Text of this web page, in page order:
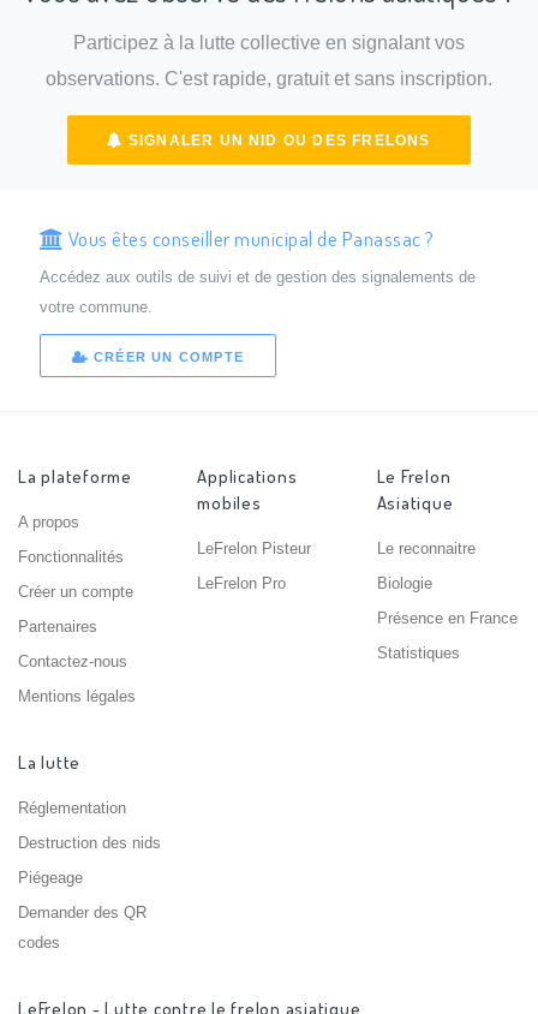
Participez à la lutte collective en signalant vos
observations. C'est rapide, gratuit et sans inscription.
SIGNALER UN NID OU DES FRELONS
Vous êtes conseiller municipal de Panassac ?
Accédez aux outils de suivi et de gestion des signalements de
votre commune.
CRÉER UN COMPTE
La plateforme
A propos
Fonctionnalités
Créer un compte
Partenaires
Contactez-nous
Mentions légales
Applications
mobiles
LeFrelon Pisteur
LeFrelon Pro
Le Frelon
Asiatique
Le reconnaitre
Biologie
Présence en France
Statistiques
La lutte
Réglementation
Destruction des nids
Piégeage
Demander des QR
codes
LeFrelon - Lutte contre le frelon asiatique